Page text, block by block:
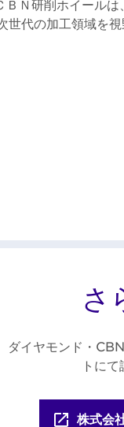
ＢＮ研削ホイール
世代の加工領域を
さ
ダイヤモンド・
トに
株式会